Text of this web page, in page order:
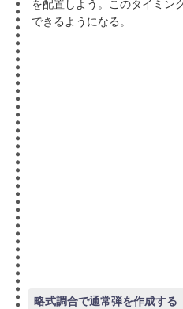
を配置しよう。このタイミン
できるようになる。
略式調合で通常弾を作成する